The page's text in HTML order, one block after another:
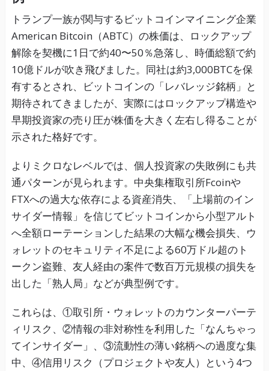
トランプ一族が関与するビットコインマイニング企業
American Bitcoin（ABTC）の株価は、ロックアップ
解除を契機に1日で約40〜50％急落し、時価総額で約
10億ドルが吹き飛びました。同社は約3,000BTCを保
有するとされ、ビットコインの「レバレッジ銘柄」と
期待されてきましたが、実際にはロックアップ構造や
早期投資家の売り圧が株価を大きく左右し得ることが
示された格好です。
よりミクロなレベルでは、個人投資家の失敗例にも共
通パターンが見られます。中央集権取引所Fcoinや
FTXへの過大な依存による資産消失、「上場前のイン
サイダー情報」を信じてビットコインから小型アルト
へ全額ローテーションした結果の大幅な機会損失、ウ
ォレットのセキュリティ不足による60万ドル超のト
ークン盗難、友人経由の案件で数百万元規模の損失を
出した「熟人局」などが典型例です。
これらは、①取引所・ウォレットのカウンターパーテ
ィリスク、②情報の非対称性を利用した「なんちゃっ
てインサイダー」、③流動性の薄い銘柄への過度な集
中、④信用リスク（プロジェクトや友人）という4つ